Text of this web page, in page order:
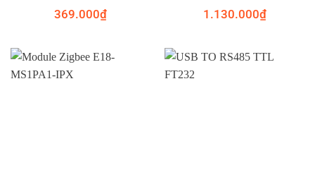
369.000₫ 1.130.000₫